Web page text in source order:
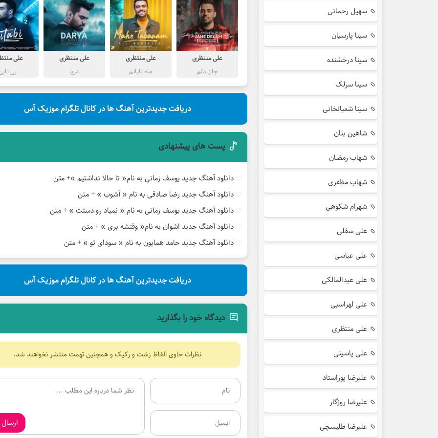
علی منتظری
جان دلم
علی منتظری
ماه تابانم
علی منتظری
دریا
علی
بی
دریافت جدیدترین آهنگ ها در کانال تلگرام موزیک آس
پست های پیشنهادی
دانلود آهنگ جدید یوسف زمانی به نام« تا حالا نداشتیم »+ متن
دانلود آهنگ جدید رضا صادقی به نام « آشوب » + متن
دانلود آهنگ جدید یوسف زمانی به نام « نمیاد رو دستت » + متن
دانلود آهنگ جدید اشوان به نام« وقتشه بری » + متن
دانلود آهنگ جدید حامد همایون به نام « سودای تو » + متن
دریافت جدیدترین آهنگ ها در کانال تلگرام موزیک آس
دیدگاه خود را بگذارید
نظرات حاوی الفاظ زشت و رکیک و همچنین تهمت منتشر نخواهند شد.
سهیل رحمانی
سینا پارسیان
سینا درخشنده
سینا سرلک
سینا شعبانخانی
شاهین بنان
شهاب رمضان
شهاب مظفری
شهرام شکوهی
علی سفلی
علی عباسی
علی عبدالمالکی
علی لهراسبی
علی منتظری
علی یاسینی
علیرضا پوراستاد
علیرضا روزگار
علیرضا طلیسچی